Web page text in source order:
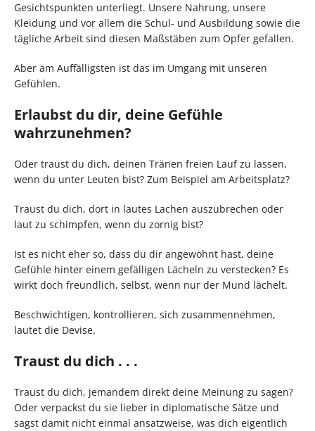
Gesichtspunkten unterliegt. Unsere Nahrung, unsere
Kleidung und vor allem die Schul- und Ausbildung sowie die
tägliche Arbeit sind diesen Maßstäben zum Opfer gefallen.
Aber am Auffälligsten ist das im Umgang mit unseren
Gefühlen.
Erlaubst du dir, deine Gefühle
wahrzunehmen?
Oder traust du dich, deinen Tränen freien Lauf zu lassen,
wenn du unter Leuten bist? Zum Beispiel am Arbeitsplatz?
Traust du dich, dort in lautes Lachen auszubrechen oder
laut zu schimpfen, wenn du zornig bist?
Ist es nicht eher so, dass du dir angewöhnt hast, deine
Gefühle hinter einem gefälligen Lächeln zu verstecken? Es
wirkt doch freundlich, selbst, wenn nur der Mund lächelt.
Beschwichtigen, kontrollieren, sich zusammennehmen,
lautet die Devise.
Traust du dich . . .
Traust du dich, jemandem direkt deine Meinung zu sagen?
Oder verpackst du sie lieber in diplomatische Sätze und
sagst damit nicht einmal ansatzweise, was dich eigentlich